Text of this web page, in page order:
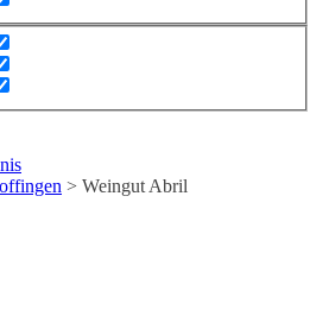
> Weingut Abril